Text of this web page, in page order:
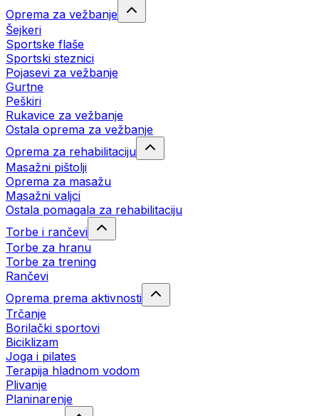
Oprema za vežbanje
Šejkeri
Sportske flaše
Sportski steznici
Pojasevi za vežbanje
Gurtne
Peškiri
Rukavice za vežbanje
Ostala oprema za vežbanje
Oprema za rehabilitaciju
Masažni pištolji
Oprema za masažu
Masažni valjci
Ostala pomagala za rehabilitaciju
Torbe i rančevi
Torbe za hranu
Torbe za trening
Rančevi
Oprema prema aktivnosti
Trčanje
Borilački sportovi
Biciklizam
Joga i pilates
Terapija hladnom vodom
Plivanje
Planinarenje